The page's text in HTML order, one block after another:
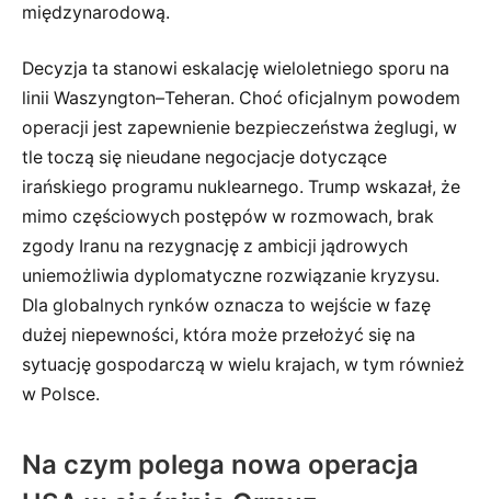
międzynarodową.
Decyzja ta stanowi eskalację wieloletniego sporu na
linii Waszyngton–Teheran. Choć oficjalnym powodem
operacji jest zapewnienie bezpieczeństwa żeglugi, w
tle toczą się nieudane negocjacje dotyczące
irańskiego programu nuklearnego. Trump wskazał, że
mimo częściowych postępów w rozmowach, brak
zgody Iranu na rezygnację z ambicji jądrowych
uniemożliwia dyplomatyczne rozwiązanie kryzysu.
Dla globalnych rynków oznacza to wejście w fazę
dużej niepewności, która może przełożyć się na
sytuację gospodarczą w wielu krajach, w tym również
w Polsce.
Na czym polega nowa operacja